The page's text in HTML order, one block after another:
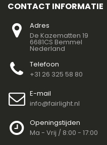
CONTACT INFORMATIE
Adres
De Kazematten 19
6681CS Bemmel
Nederland
Telefoon
+31 26 325 58 80
E-mail
info@fairlight.nl
Openingstijden
Ma - Vrij / 8:00 - 17:00